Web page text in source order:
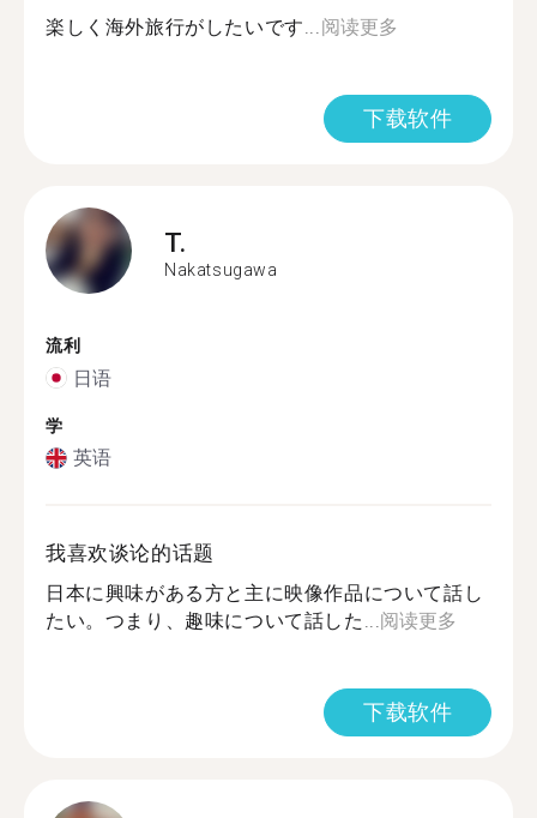
楽しく海外旅行がしたいです...阅读更多
下载软件
T.
Nakatsugawa
流利
日语
学
英语
我喜欢谈论的话题
日本に興味がある方と主に映像作品について話し
たい。つまり、趣味について話した...阅读更多
下载软件